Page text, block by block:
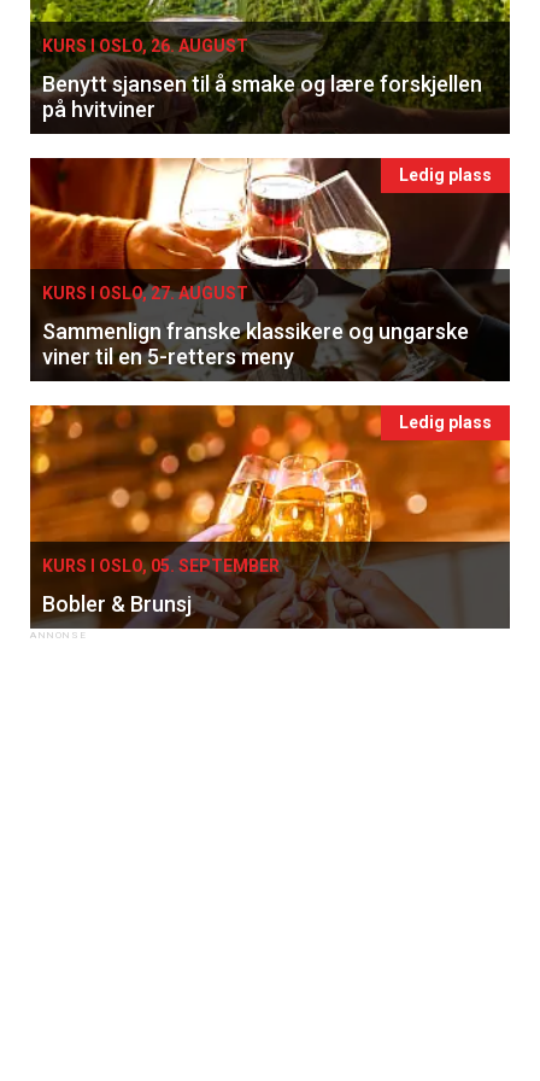
KURS I OSLO, 26. AUGUST
Benytt sjansen til å smake og lære forskjellen
på hvitviner
Ledig plass
KURS I OSLO, 27. AUGUST
Sammenlign franske klassikere og ungarske
viner til en 5-retters meny
Ledig plass
KURS I OSLO, 05. SEPTEMBER
Bobler & Brunsj